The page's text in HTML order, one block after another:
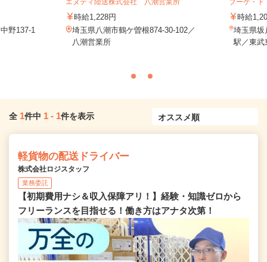
野137-1
時給1,228円
埼玉県八潮市鶴ケ曽根874-30-102／
八潮営業所
時給
埼玉県坂
駅／東武
全 1件中 1 - 1件を表示
軽貨物の配送ドライバー
株式会社ロジスタッフ
業務委託
【初期費用ナシ＆収入保障アリ！】経験・知識ゼロから
フリーランスを目指せる！働き方はアナタ次第！